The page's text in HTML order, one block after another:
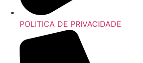
POLITICA DE PRIVACIDADE